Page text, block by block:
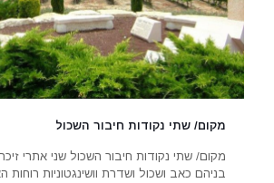
מקום/ שתי נקודות חיבור השכול
מקום/ שתי נקודות חיבור השכול שני אתרי
בניהם כאב ושכול ושדרת וושינגטוניות רוחות